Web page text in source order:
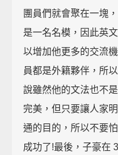
團員們就會聚在一塊
是一名名模，因此英
以增加他更多的交流
員都是外籍夥伴，所
說雖然他的文法也不
完美，但只要讓人家
通的目的，所以不要
成功了!最後，子豪在